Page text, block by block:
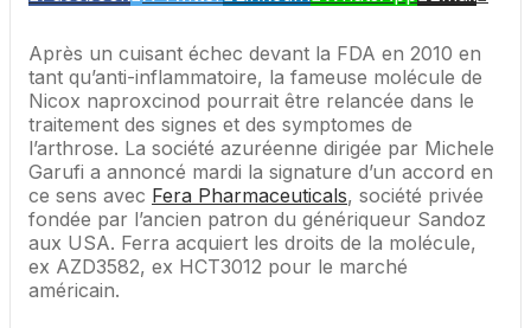
Après un cuisant échec devant la FDA en 2010 en
tant qu’anti-inflammatoire, la fameuse molécule de
Nicox naproxcinod pourrait être relancée dans le
traitement des signes et des symptomes de
l’arthrose. La société azuréenne dirigée par Michele
Garufi a annoncé mardi la signature d’un accord en
ce sens avec Fera Pharmaceuticals, société privée
fondée par l’ancien patron du génériqueur Sandoz
aux USA. Ferra acquiert les droits de la molécule,
ex AZD3582, ex HCT3012 pour le marché
américain.